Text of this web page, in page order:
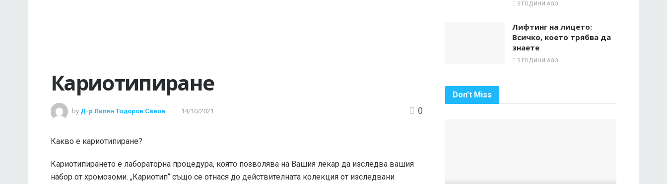
Кариотипиране
by Д-р Лилян Тодоров Савов 14/10/2021 0
Какво е кариотипиране?
Кариотипирането е лабораторна процедура, която позволява на Вашия лекар да изследва вашия
набор от хромозоми. „Кариотип“ също се отнася до действителната колекция от изследвани
5 ГОДИНИ AGO
Лифтинг на лицето:
Всичко, което трябва да
знаете
5 ГОДИНИ AGO
Don't Miss